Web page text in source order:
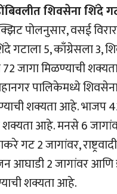
शिवसेना शिंदे
पोलनुसार, वसई
गटाला 5, काँग्रेसला 3,
72 जागा मिळण्याची
पालिकेमध्ये
शक्यता आहे. भाजप
शक्यता आहे. मनसे 6
गट 2 जागांवर,
आघाडी 2 जागांवर आणि
शक्यता आहे.